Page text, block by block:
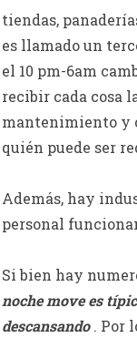
tiendas,
es llamado un
el 10 pm-6am
recibir cada cosa
mantenimiento y
quién puede ser
Además, hay
personal
Si bien hay
noche move es
descansando. Por